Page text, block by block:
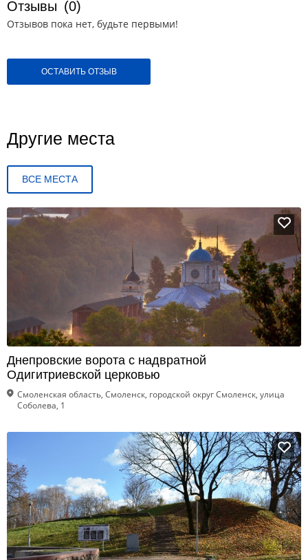
Отзывы (0)
Отзывов пока нет, будьте первыми!
ОСТАВИТЬ ОТЗЫВ
Другие места
ВСЕ МЕСТА
Днепровские ворота с надвратной
Одигитриевской церковью
Смоленская область, Смоленск, городской округ Смоленск, улица
Соболева, 1